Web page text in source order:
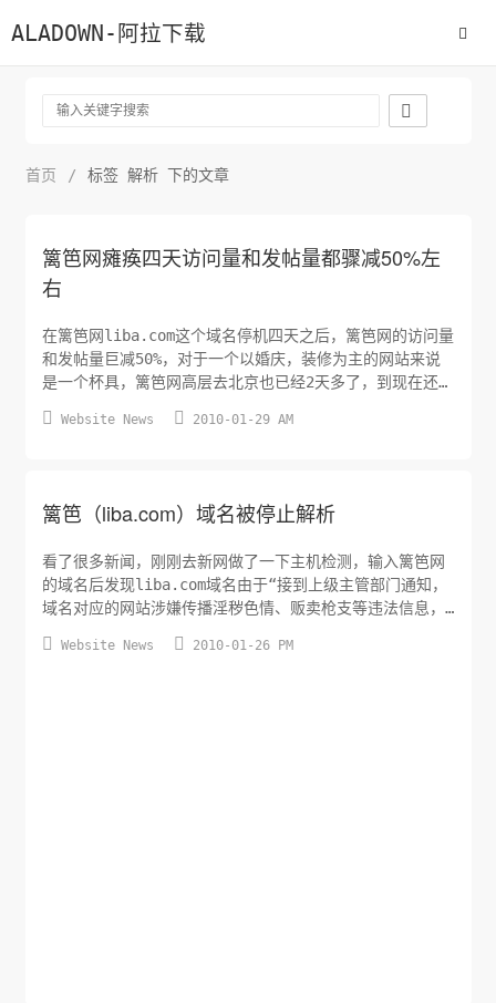
ALADOWN-阿拉下载

首页 / 标签 解析 下的文章
篱笆网瘫痪四天访问量和发帖量都骤减50%左
右
在篱笆网liba.com这个域名停机四天之后，篱笆网的访问量
和发帖量巨减50%，对于一个以婚庆，装修为主的网站来说
是一个杯具，篱笆网高层去北京也已经2天多了，到现在还是
杯具。
 Website News  2010-01-29 AM
篱笆（liba.com）域名被停止解析
看了很多新闻，刚刚去新网做了一下主机检测，输入篱笆网
的域名后发现liba.com域名由于“接到上级主管部门通知，
域名对应的网站涉嫌传播淫秽色情、贩卖枪支等违法信息，
由此看来国内的一些网站所有人陆续会将相关域名转移到国
 Website News  2010-01-26 PM